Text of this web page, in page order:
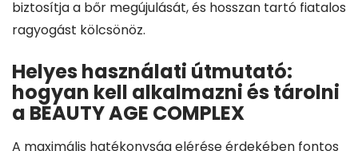
biztosítja a bőr megújulását, és hosszan tartó fiatalos
ragyogást kölcsönöz.
Helyes használati útmutató:
hogyan kell alkalmazni és tárolni
a BEAUTY AGE COMPLEX
A maximális hatékonyság elérése érdekében fontos